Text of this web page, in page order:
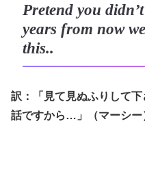
Pretend you
years from now
this..
訳：「見て見ぬふりして
話ですから…」（マーシー